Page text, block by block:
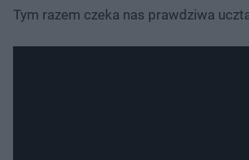
Tym razem czeka nas prawdziwa